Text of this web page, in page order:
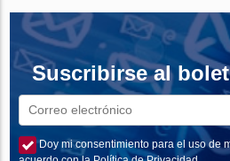
Suscribirse al
Doy mi consentimiento para el uso de